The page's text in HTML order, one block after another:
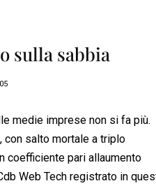
sulla sabbia
medie imprese non si fa più.
con salto mortale a triplo
coefficiente pari allaumento
Web Tech registrato in